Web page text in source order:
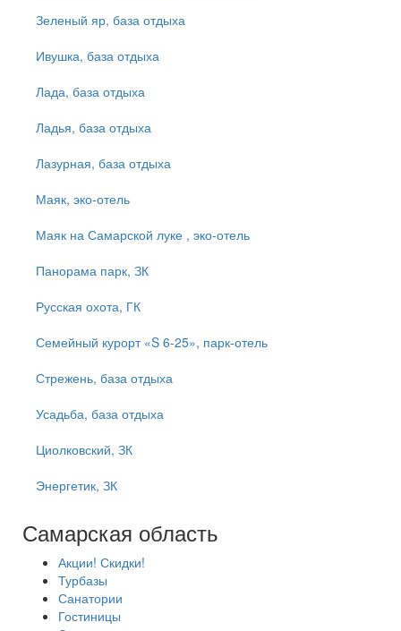
Зеленый яр, база отдыха
Ивушка, база отдыха
Лада, база отдыха
Ладья, база отдыха
Лазурная, база отдыха
Маяк, эко-отель
Маяк на Самарской луке , эко-отель
Панорама парк, ЗК
Русская охота, ГК
Семейный курорт «S 6-25», парк-отель
Стрежень, база отдыха
Усадьба, база отдыха
Циолковский, ЗК
Энергетик, ЗК
Самарская область
Акции! Скидки!
Турбазы
Санатории
Гостиницы